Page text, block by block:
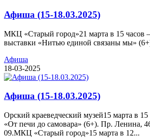
Афиша (15-18.03.2025)
МКЦ «Старый город»21 марта в 15 часов
выставки «Нитью единой связаны мы»
Афиша
18-03-2025
Афиша (15-18.03.2025)
Орский краеведческий музей15 марта в 15
«От печи до самовара» (6+). Пр. Ленина,
09.МКЦ «Старый город»15 марта в 12...